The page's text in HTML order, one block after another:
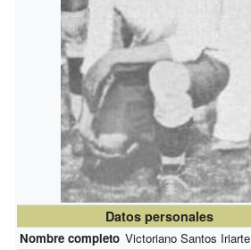
Datos personales
Nombre completo Victoriano Santos Iriarte